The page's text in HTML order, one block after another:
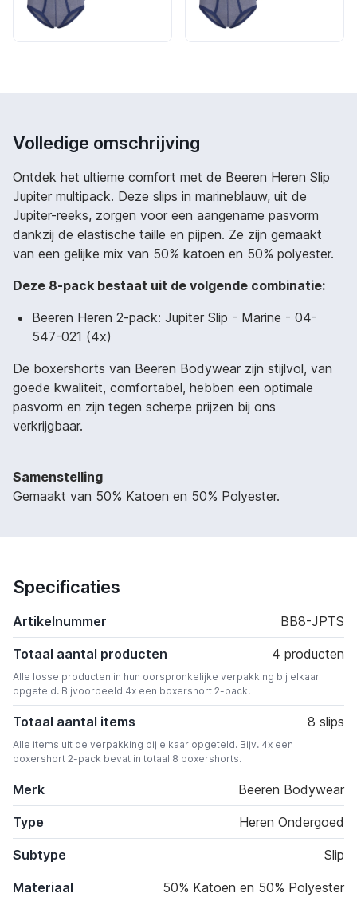
Volledige omschrijving
Ontdek het ultieme comfort met de Beeren Heren Slip
Jupiter multipack. Deze slips in marineblauw, uit de
Jupiter-reeks, zorgen voor een aangename pasvorm
dankzij de elastische taille en pijpen. Ze zijn gemaakt
van een gelijke mix van 50% katoen en 50% polyester.
Deze 8-pack bestaat uit de volgende combinatie:
Beeren Heren 2-pack: Jupiter Slip - Marine - 04-
547-021 (4x)
De boxershorts van Beeren Bodywear zijn stijlvol, van
goede kwaliteit, comfortabel, hebben een optimale
pasvorm en zijn tegen scherpe prijzen bij ons
verkrijgbaar.
Samenstelling
Gemaakt van 50% Katoen en 50% Polyester.
Specificaties
Artikelnummer BB8-JPTS
Totaal aantal producten 4 producten
Alle losse producten in hun oorspronkelijke verpakking bij elkaar
opgeteld. Bijvoorbeeld 4x een boxershort 2-pack.
Totaal aantal items 8 slips
Alle items uit de verpakking bij elkaar opgeteld. Bijv. 4x een
boxershort 2-pack bevat in totaal 8 boxershorts.
Merk Beeren Bodywear
Type Heren Ondergoed
Subtype Slip
Materiaal 50% Katoen en 50% Polyester